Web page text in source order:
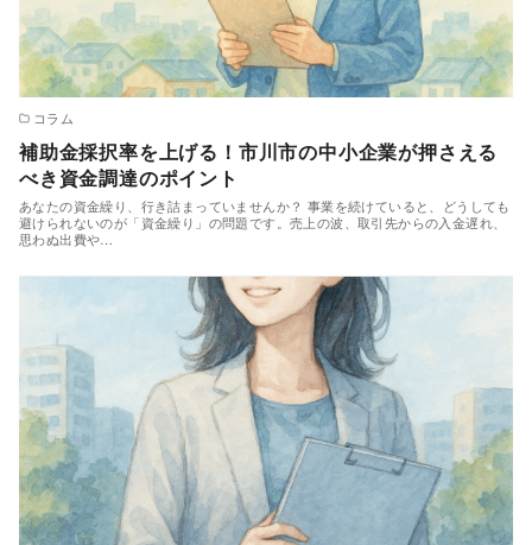
コラム
補助金採択率を上げる！市川市の中小企業が押さえる
べき資金調達のポイント
あなたの資金繰り、行き詰まっていませんか？ 事業を続けていると、どうしても
避けられないのが「資金繰り」の問題です。売上の波、取引先からの入金遅れ、
思わぬ出費や…